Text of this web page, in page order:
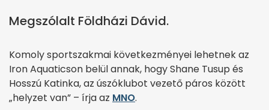
Megszólalt Földházi Dávid.
Komoly sportszakmai következményei lehetnek az
Iron Aquaticson belül annak, hogy Shane Tusup és
Hosszú Katinka, az úszóklubot vezető páros között
„helyzet van” – írja az MNO.